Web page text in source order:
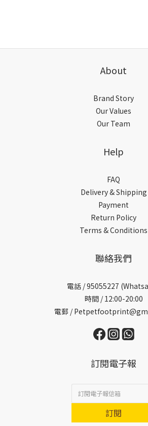
About
Brand Story
Our Values
Our Team
Help
FAQ
Delivery & Shipping
Payment
Return Policy
Terms & Conditions
聯絡我們
電話 /95055227
時間 / 12:00-20:00
電郵 /
訂閱電子報
訂閱